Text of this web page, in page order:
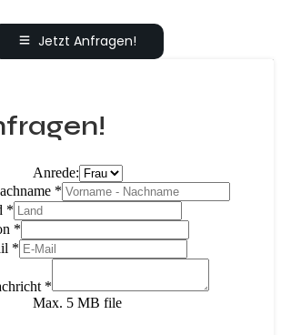
Jetzt Anfragen!
Anrede:
*
*
*
*
*
Max. 5 MB file